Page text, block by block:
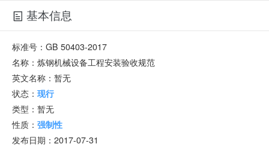
基本信息
标准号： GB 50403-2017
名称： 炼钢机械设备工程安装验收规范
英文名称： 暂无
状态： 现行
类型： 暂无
性质： 强制性
发布日期： 2017-07-31